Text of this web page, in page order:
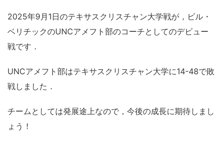
2025年9月1日のテキサスクリスチャン大学戦が，ビル・
ベリチックのUNCアメフト部のコーチとしてのデビュー
戦です．
UNCアメフト部はテキサスクリスチャン大学に14-48で敗
戦しました．
チームとしては発展途上なので，今後の成長に期待しまし
ょう！